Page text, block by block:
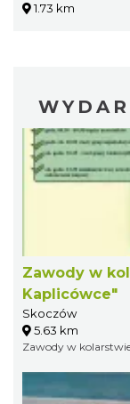
1.73 km
Zawody w
Kaplicówce"
Skoczów
5.63 km
Zawody w